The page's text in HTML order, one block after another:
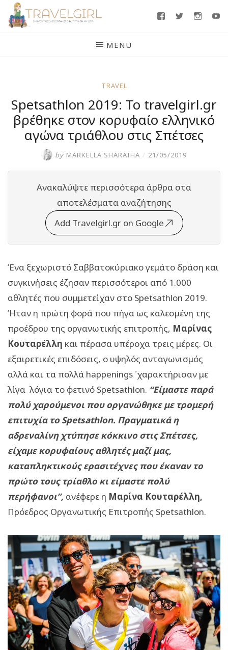
Skip
FacebookTwitter
MENU
TRAVEL
Spetsathlon 2019: Το travelgirl.gr
βρέθηκε στον κορυφαίο ελληνικό
αγώνα τριάθλου στις Σπέτσες
by MARKELLA SHARAIHA / 21/05/2019
Ανακαλύψτε περισσότερα άρθρα στα
αποτελέσματα αναζήτησης
Add Travelgirl.gr on Google
Ένα ξεχωριστό Σαββατοκύριακο γεμάτο δράση και
συγκινήσεις έζησαν περισσότεροι από 1.000
αθλητές που συμμετείχαν στο Spetsathlon 2019.
Ήταν η πρώτη φορά που πήγα ως καλεσμένη της
προέδρου της οργανωτικής επιτροπής, Μαρίνας
Κουταρέλλη και πέρασα υπέροχα τρεις μέρες. Οι
εξαιρετικές επιδόσεις, ο υψηλός ανταγωνισμός
αλλά και τα πολλά happenings ΄χαρακτήρισαν με
λίγα λόγια το φετινό Spetsathlon. “Είμαστε παρά
πολύ χαρούμενοι που οργανώθηκε με τρομερή
επιτυχία το Spetsathlon. Πραγματικά η
αδρεναλίνη χτύπησε κόκκινο στις Σπέτσες,
είχαμε κορυφαίους αθλητές μαζί μας,
καταπληκτικούς ερασιτέχνες που έκαναν το
πρώτο τους τρίαθλο κι είμαστε πολύ
περήφανοι”, ανέφερε η Μαρίνα Κουταρέλλη,
Πρόεδρος Οργανωτικής Επιτροπής Spetsathlon.